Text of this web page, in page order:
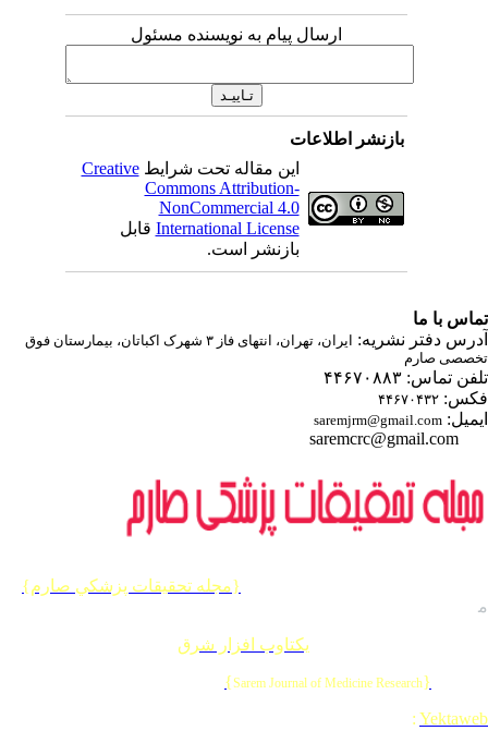
ارسال پیام به نویسنده مسئول
بازنشر اطلاعات
این مقاله تحت شرایطCreative
Commons Attribution-
NonCommercial 4.0
International Licenseقابل
بازنشر است.
با ما
دفتر نشریه:
ایران، تهران، انتهای فاز ۳ شهرک اکباتان، بیمارستان فوق
صارم
تماس: ۴۴۶۷۰۸۸۳
۴۴۶۷۰۴۳۲
saremjrm@gmail.com
saremcrc@gmail.com
{مجله تحقيقات پزشكي صارم}
باشد.
یکتاوب افزار شرق
{Sarem Journal of Medicine Research
Designed & Developed by: